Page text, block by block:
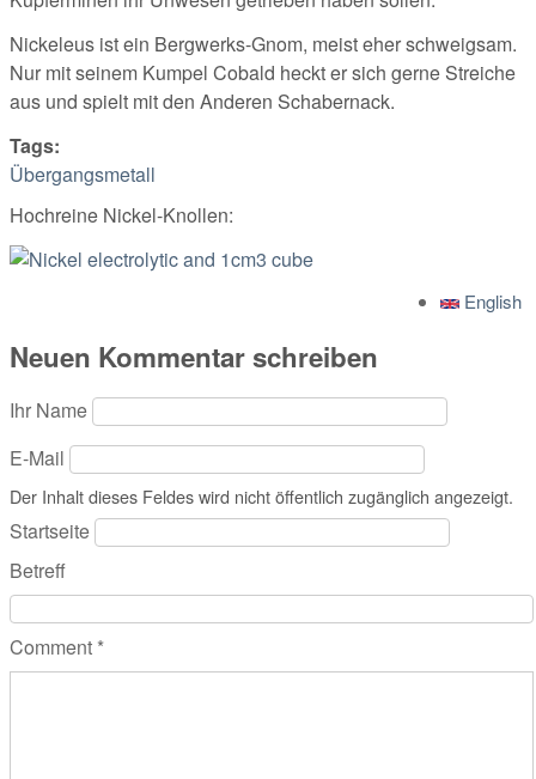
Nickeleus ist ein Bergwerks-Gnom, meist eher schweigsam.
Nur mit seinem Kumpel Cobald heckt er sich gerne Streiche
aus und spielt mit den Anderen Schabernack.
Tags:
Übergangsmetall
Hochreine Nickel-Knollen:
English
Neuen Kommentar schreiben
Ihr Name
E-Mail
Der Inhalt dieses Feldes wird nicht öffentlich zugänglich angezeigt.
Startseite
Betreff
Comment *